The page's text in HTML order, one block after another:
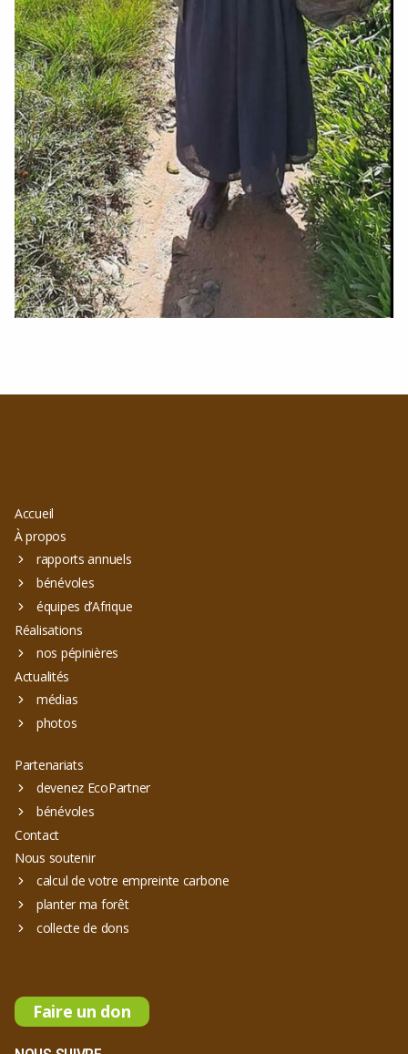
Accueil
À propos
rapports annuels
bénévoles
équipes d’Afrique
Réalisations
nos pépinières
Actualités
médias
photos
Partenariats
devenez EcoPartner
bénévoles
Contact
Nous soutenir
calcul de votre empreinte carbone
planter ma forêt
collecte de dons
Faire un don